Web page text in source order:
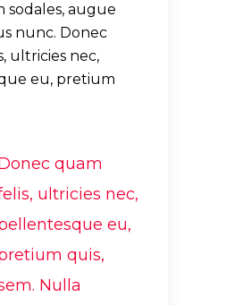
sodales, augue
nunc. Donec
ultricies nec,
eu, pretium
quam
ultricies nec,
eu,
quis,
Nulla